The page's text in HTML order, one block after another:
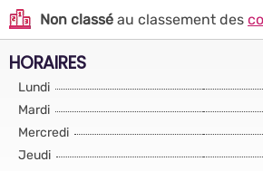
Non classé au classement des
HORAIRES
Lundi
Mardi
Mercredi
Jeudi